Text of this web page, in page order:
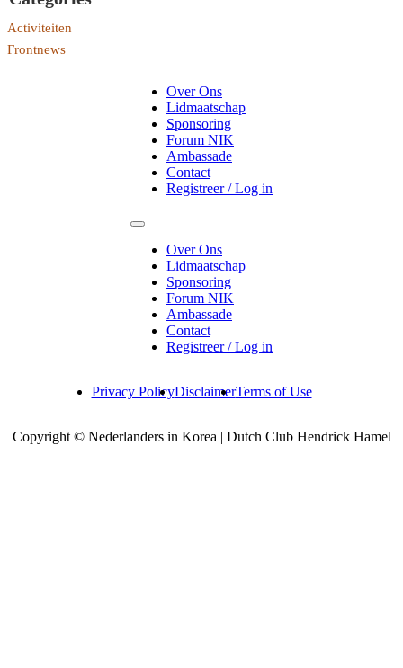
Activiteiten
Frontnews
Over Ons
Lidmaatschap
Sponsoring
Forum NIK
Ambassade
Contact
Registreer / Log in
Over Ons
Lidmaatschap
Sponsoring
Forum NIK
Ambassade
Contact
Registreer / Log in
Privacy PolicyDisclaimerTerms of Use
Copyright © Nederlanders in Korea | Dutch Club Hendrick Hamel